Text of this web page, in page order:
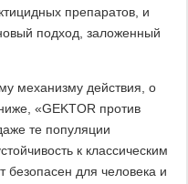
препаратов, и
подход, заложенный
механизму действия, о
«GEKTOR против
те популяции
к классическим
безопасен для человека и